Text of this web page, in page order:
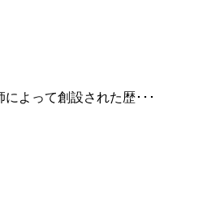
よって創設された歴･･･